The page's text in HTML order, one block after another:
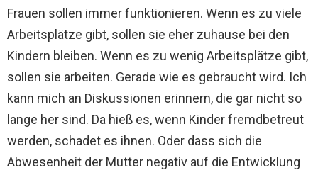
Frauen sollen immer funktionieren. Wenn es zu viele
Arbeitsplätze gibt, sollen sie eher zuhause bei den
Kindern bleiben. Wenn es zu wenig Arbeitsplätze gibt,
sollen sie arbeiten. Gerade wie es gebraucht wird. Ich
kann mich an Diskussionen erinnern, die gar nicht so
lange her sind. Da hieß es, wenn Kinder fremdbetreut
werden, schadet es ihnen. Oder dass sich die
Abwesenheit der Mutter negativ auf die Entwicklung